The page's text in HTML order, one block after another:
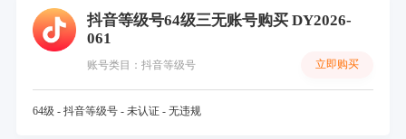
抖音等级号64级三无账号购买 DY2026-
061
账号类目：抖音等级号 立即购买
64级 - 抖音等级号 - 未认证 - 无违规